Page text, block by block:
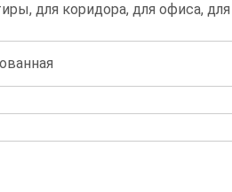
для коридора, для офиса, для